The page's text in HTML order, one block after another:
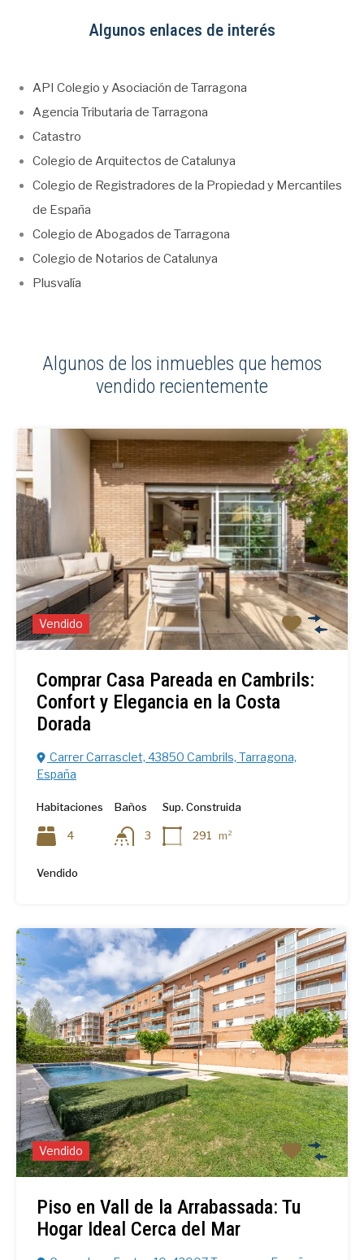
Algunos enlaces de interés
API Colegio y Asociación de Tarragona
Agencia Tributaria de Tarragona
Catastro
Colegio de Arquitectos de Catalunya
Colegio de Registradores de la Propiedad y Mercantiles
de España
Colegio de Abogados de Tarragona
Colegio de Notarios de Catalunya
Plusvalía
Algunos de los inmuebles que hemos
vendido recientemente
Vendido
Comprar Casa Pareada en Cambrils:
Confort y Elegancia en la Costa
Dorada
Carrer Carrasclet, 43850 Cambrils, Tarragona,
España
Habitaciones
4
Baños
3
Sup. Construida
291 m²
Vendido
Vendido
Piso en Vall de la Arrabassada: Tu
Hogar Ideal Cerca del Mar